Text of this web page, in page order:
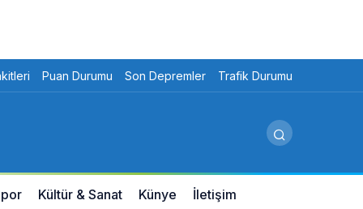
Puan Durumu Son Depremler Trafik Durumu
Kültür & Sanat Künye İletişim